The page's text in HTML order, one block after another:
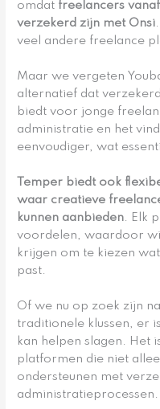
omdat freelancers
verzekerd zijn met Onsi
veel andere freelance
Maar we vergeten
alternatief dat
biedt voor jonge
administratie en het
eenvoudiger, wat
Temper biedt ook
waar creatieve
kunnen aanbieden. Elk
voordelen, waardoor
krijgen om te kiezen
past.
Of we nu op zoek zijn
traditionele klussen, er
kan helpen slagen. Het
platformen die niet
ondersteunen met
administratieprocessen.